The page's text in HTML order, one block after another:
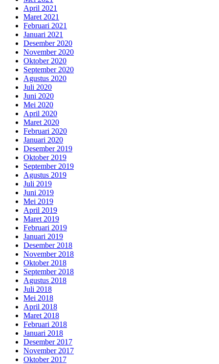
April 2021
Maret 2021
Februari 2021
Januari 2021
Desember 2020
November 2020
Oktober 2020
September 2020
Agustus 2020
Juli 2020
Juni 2020
Mei 2020
April 2020
Maret 2020
Februari 2020
Januari 2020
Desember 2019
Oktober 2019
September 2019
Agustus 2019
Juli 2019
Juni 2019
Mei 2019
April 2019
Maret 2019
Februari 2019
Januari 2019
Desember 2018
November 2018
Oktober 2018
September 2018
Agustus 2018
Juli 2018
Mei 2018
April 2018
Maret 2018
Februari 2018
Januari 2018
Desember 2017
November 2017
Oktober 2017